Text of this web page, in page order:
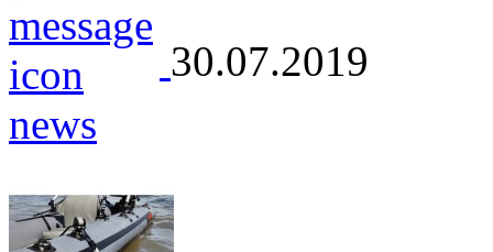
30.07.2019